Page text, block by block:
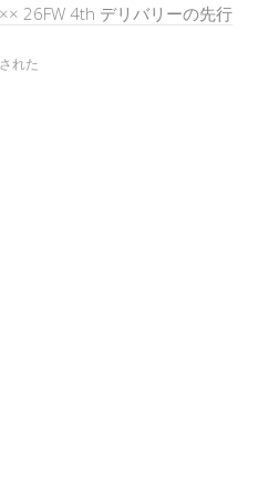
26FW 4th デリバリーの先行
れた